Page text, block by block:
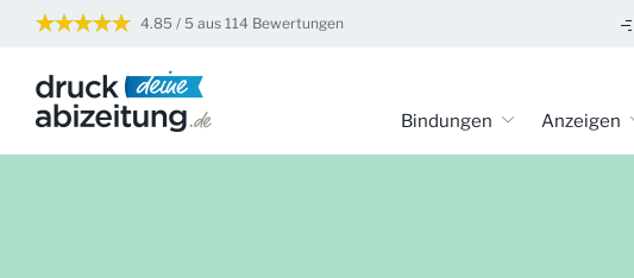
4.85 / 5 aus 114 Bewertungen
Bindungen Anzeigen